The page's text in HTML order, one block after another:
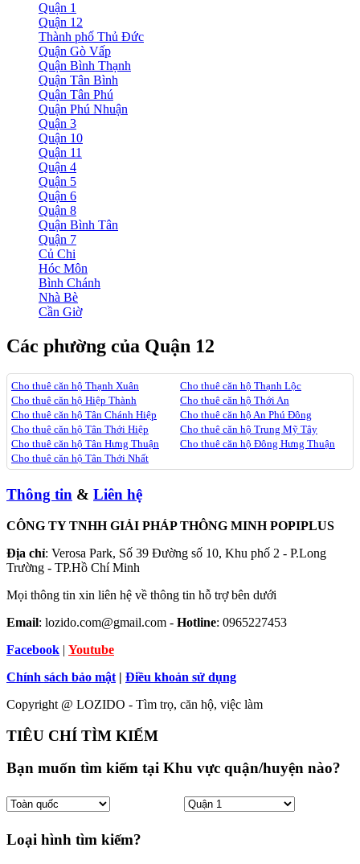
Quận 1
Quận 12
Thành phố Thủ Đức
Quận Gò Vấp
Quận Bình Thạnh
Quận Tân Bình
Quận Tân Phú
Quận Phú Nhuận
Quận 3
Quận 10
Quận 11
Quận 4
Quận 5
Quận 6
Quận 8
Quận Bình Tân
Quận 7
Củ Chi
Hóc Môn
Bình Chánh
Nhà Bè
Cần Giờ
Các phường của Quận 12
Cho thuê căn hộ Thạnh Xuân
Cho thuê căn hộ Thạnh Lộc
Cho thuê căn hộ Hiệp Thành
Cho thuê căn hộ Thới An
Cho thuê căn hộ Tân Chánh Hiệp
Cho thuê căn hộ An Phú Đông
Cho thuê căn hộ Tân Thới Hiệp
Cho thuê căn hộ Trung Mỹ Tây
Cho thuê căn hộ Tân Hưng Thuận
Cho thuê căn hộ Đông Hưng Thuận
Cho thuê căn hộ Tân Thới Nhất
Thông tin & Liên hệ
CÔNG TY TNHH GIẢI PHÁP THÔNG MINH POPIPLUS
Địa chỉ: Verosa Park, Số 39 Đường số 10, Khu phố 2 - P.Long
Trường - TP.Hồ Chí Minh
Mọi thông tin xin liên hệ về thông tin hỗ trợ bên dưới
Email: lozido.com@gmail.com - Hotline: 0965227453
Facebook | Youtube
Chính sách bảo mật | Điều khoản sử dụng
Copyright @ LOZIDO - Tìm trọ, căn hộ, việc làm
TIÊU CHÍ TÌM KIẾM
Bạn muốn tìm kiếm tại Khu vực quận/huyện nào?
Loại hình tìm kiếm?